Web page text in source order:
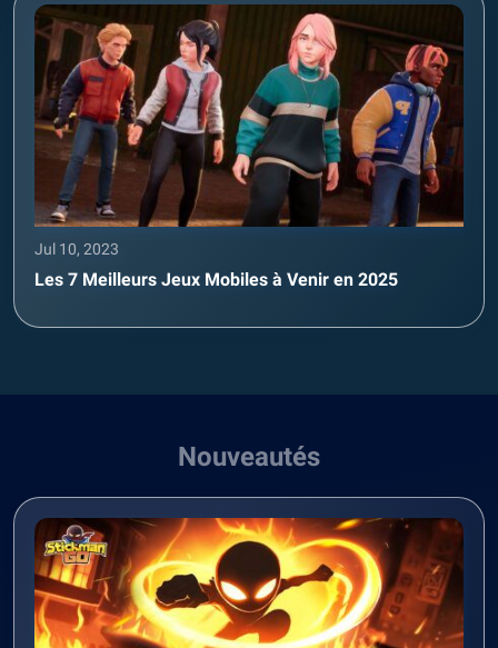
Jul 10, 2023
Les 7 Meilleurs Jeux Mobiles à Venir en 2025
Nouveautés